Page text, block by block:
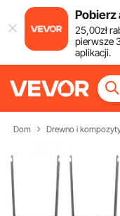
Pobierz
25,00zł
pierwsze
aplikacji.
Dom Drewno i